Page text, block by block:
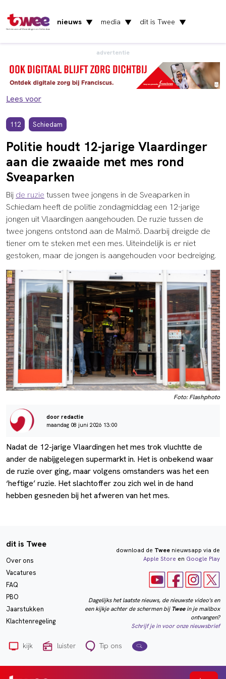
Het nieuws uit Vlaardingen en Schiedam
nieuws ▼ media ▼ dit is Twee ▼
advertentie
Lees voor
112 Schiedam
Politie houdt 12-jarige Vlaardinger
aan die zwaaide met mes rond
Sveaparken
Bij de ruzie tussen twee jongens in de Sveaparken in
Schiedam heeft de politie zondagmiddag een 12-jarige
jongen uit Vlaardingen aangehouden. De ruzie tussen de
twee jongens ontstond aan de Malmö. Daarbij dreigde de
tiener om te steken met een mes. Uiteindelijk is er niet
gestoken, maar de jongen is aangehouden voor bedreiging.
Foto: Flashphoto
door redactie
maandag 08 juni 2026 13:00
Nadat de 12-jarige Vlaardingen het mes trok vluchtte de
ander de nabijgelegen supermarkt in. Het is onbekend waar
de ruzie over ging, maar volgens omstanders was het een
‘heftige’ ruzie. Het slachtoffer zou zich wel in de hand
hebben gesneden bij het afweren van het mes.
dit is Twee
Over ons
Vacatures
FAQ
PBO
Jaarstukken
Klachtenregeling
download de Tweenieuwsapp via de
Apple Store en Google Play
Dagelijks het laatste nieuws, de nieuwste video's en
een kijkje achter de schermen bij Tweein je mailbox
ontvangen?
Schrijf je in voor onze nieuwsbrief
kijk luister Tip ons